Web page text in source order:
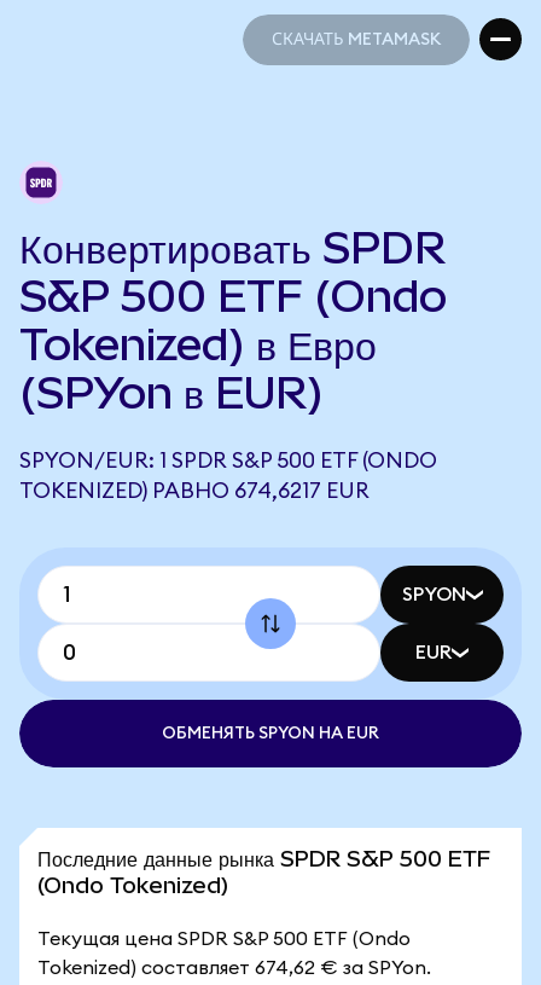
СКАЧАТЬ METAMASK
Конвертировать SPDR
S&P 500 ETF (Ondo
Tokenized) в Евро
(SPYon в EUR)
SPYON/EUR: 1 SPDR S&P 500 ETF (ONDO
TOKENIZED) РАВНО 674,6217 EUR
SPYON
EUR
ОБМЕНЯТЬ SPYON НА EUR
Последние данные рынка SPDR S&P 500 ETF
(Ondo Tokenized)
Текущая цена SPDR S&P 500 ETF (Ondo
Tokenized) составляет 674,62 € за SPYon.